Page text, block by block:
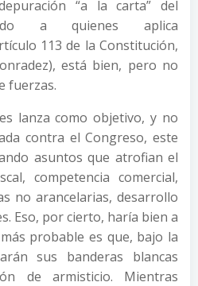
“a la carta” del
a quienes aplica
113 de la Constitución,
está bien, pero no
fuerzas.
lanza como objetivo, y no
contra el Congreso, este
asuntos que atrofian el
competencia comercial,
no arancelarias, desarrollo
Eso, por cierto, haría bien a
probable es que, bajo la
sus banderas blancas
de armisticio. Mientras